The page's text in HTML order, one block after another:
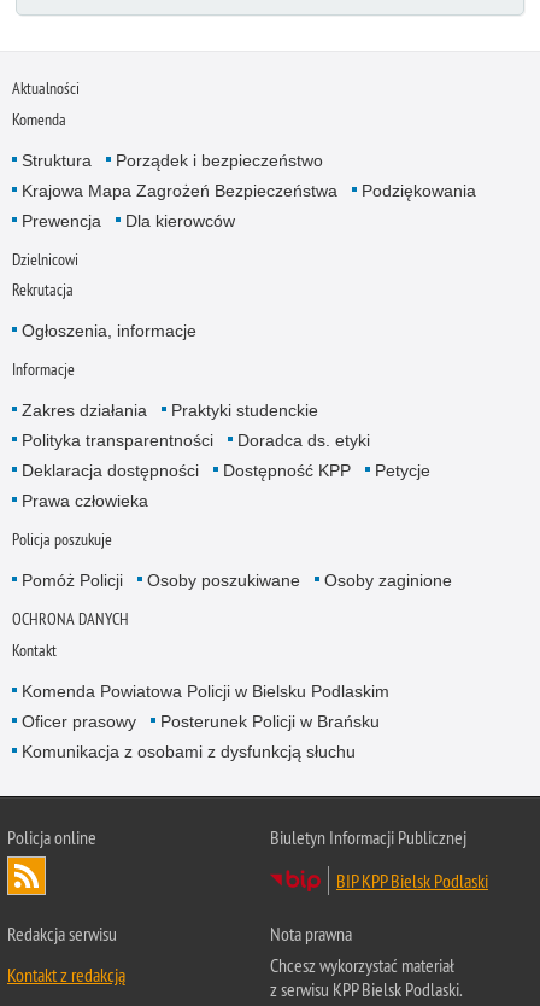
Aktualności
Komenda
Struktura
Porządek i bezpieczeństwo
Krajowa Mapa Zagrożeń Bezpieczeństwa
Podziękowania
Prewencja
Dla kierowców
Dzielnicowi
Rekrutacja
Ogłoszenia, informacje
Informacje
Zakres działania
Praktyki studenckie
Polityka transparentności
Doradca ds. etyki
Deklaracja dostępności
Dostępność KPP
Petycje
Prawa człowieka
Policja poszukuje
Pomóż Policji Osoby poszukiwane Osoby zaginione
OCHRONA DANYCH
Kontakt
Komenda Powiatowa Policji w Bielsku Podlaskim
Oficer prasowy
Posterunek Policji w Brańsku
Komunikacja z osobami z dysfunkcją słuchu
Policja online
Biuletyn Informacji Publicznej
BIP KPP Bielsk Podlaski
Redakcja serwisu
Kontakt z redakcją
Nota prawna
Chcesz wykorzystać materiał
z serwisu KPP Bielsk Podlaski.